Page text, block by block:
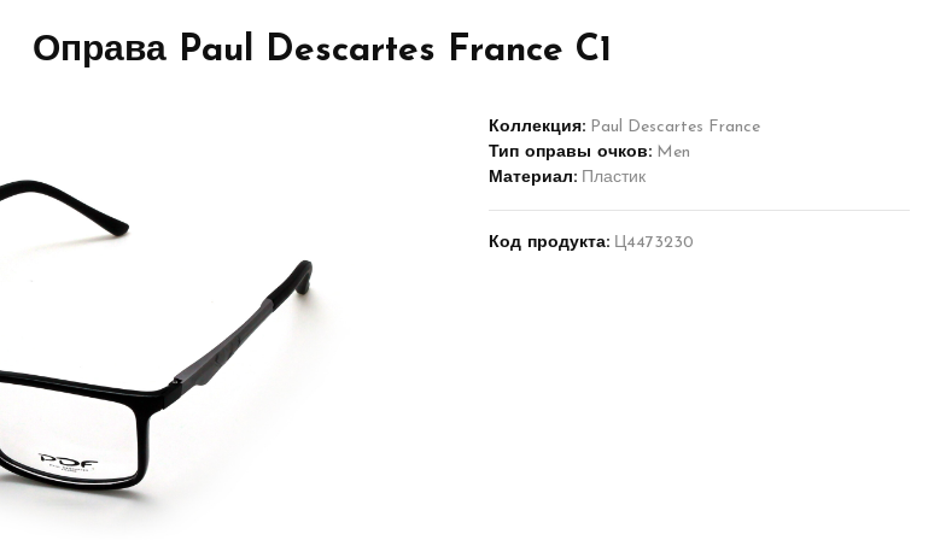
Оправа Paul Descartes France C1
Коллекция: Paul Descartes France
Тип оправы очков: Men
Материал: Пластик
Код продукта: Ц4473230